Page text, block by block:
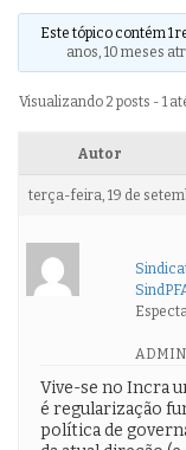
Este tópico contém 1
anos, 10 meses
Visualizando 2 posts - 1
Autor
terça-feira, 19 de
Vive-se no Incra
é regularização
política de